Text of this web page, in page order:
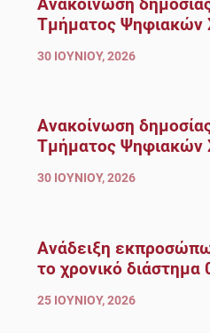
Τμήματος Ψηφιακών
30 ΙΟΥΝΊΟΥ, 2026
Ανακοίνωση
Τμήματος Ψηφιακών
30 ΙΟΥΝΊΟΥ, 2026
Ανάδειξη
το χρονικό
25 ΙΟΥΝΊΟΥ, 2026